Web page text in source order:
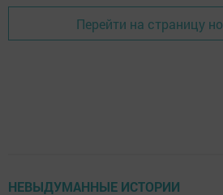
Перейти на страницу
НЕВЫДУМАННЫЕ ИСТОРИИ